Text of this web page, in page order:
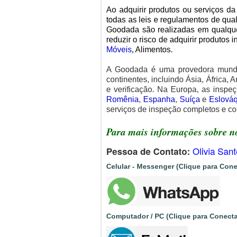
Ao adquirir produtos ou serviços
todas as leis e regulamentos de
Goodada são realizadas em
reduzir o risco de adquirir produtos
Móveis, Alimentos.
A Goodada é uma provedora
continentes, incluindo Ásia, África,
e verificação. Na Europa, as
Romênia, Espanha, Suíça e
serviços de inspeção completos e
Para mais informações sobre
Pessoa de Contato: Olivia
Celular - Messenger (Clique para
Computador / PC (Clique para